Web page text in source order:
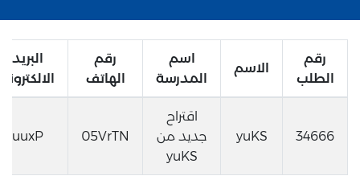
رقم
الطلب
الاسم
اسم
المدرسة
رقم
الهاتف
البريد
الالكتروني
34666
yuKS
اقتراح
جديد من
yuKS
05VrTN
uuxP